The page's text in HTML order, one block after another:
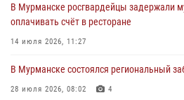
Сотрудники вневедомственной охраны
хулиганские действия дебошира на
города Кандалакши
Сотрудники Росгвардии провели
В Мурманске росгвардейцы задержали
оплачивать счёт в ресторане
14 июля 2026, 11:27
В Мурманске состоялся региональный
28 июля 2026, 08:02 4